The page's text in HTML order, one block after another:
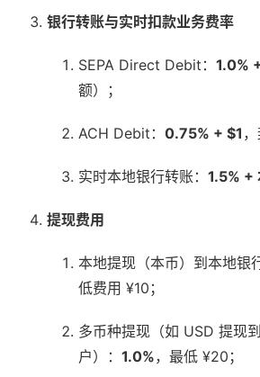
银行转账与实时扣款业务费率
SEPA Direct Debit： 1.0%
额）；
ACH Debit： 0.75% + $1
实时本地银行转账： 1.5% +
提现费用
本地提现（本币）到本地银
低费用 ¥10；
多币种提现（如 USD 提现
户）： 1.0%，最低 ¥20；